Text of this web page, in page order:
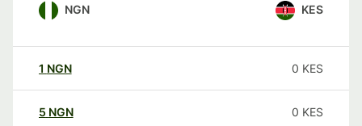
NGN KES
1 NGN 0 KES
5 NGN 0 KES